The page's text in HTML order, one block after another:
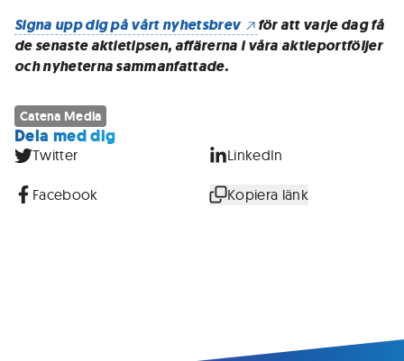
Signa upp dig på vårt nyhetsbrev
för att varje dag få
de senaste aktietipsen, affärerna i våra aktieportföljer
och nyheterna sammanfattade.
Catena Media
Dela med dig
Twitter LinkedIn
Facebook Kopiera länk